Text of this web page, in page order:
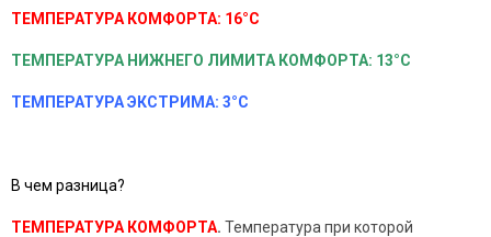
ТЕМПЕРАТУРА КОМФОРТА: 16°C
ТЕМПЕРАТУРА НИЖНЕГО ЛИМИТА КОМФОРТА: 13°C
ТЕМПЕРАТУРА ЭКСТРИМА: 3°C
В чем разница?
ТЕМПЕРАТУРА КОМФОРТА. Температура при которой